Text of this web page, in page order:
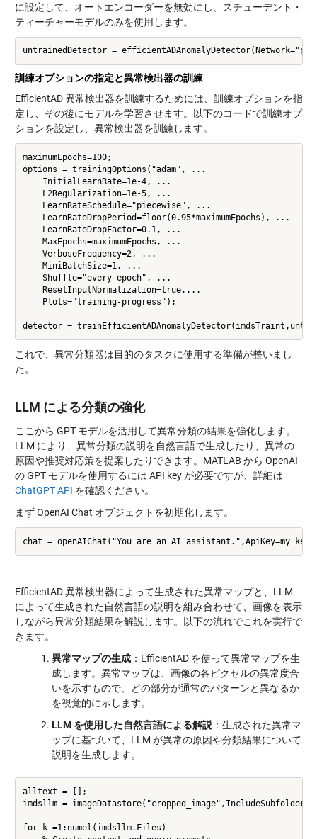
に設定して、オートエンコーダーを無効にし、スチューデント・
ティーチャーモデルのみを使用します。
訓練オプションの指定と異常検出器の訓練
EfficientAD 異常検出器を訓練するためには、訓練オプションを指
定し、その後にモデルを学習させます。以下のコードで訓練オプ
ションを設定し、異常検出器を訓練します。
maximumEpochs=100;
options = trainingOptions("adam", ...
    InitialLearnRate=1e-4, ...
    L2Regularization=1e-5, ...
    LearnRateSchedule="piecewise", ...
    LearnRateDropPeriod=floor(0.95*maximumEpochs), ...
    LearnRateDropFactor=0.1, ...
    MaxEpochs=maximumEpochs, ...
    VerboseFrequency=2, ...
    MiniBatchSize=1, ...
    Shuffle="every-epoch", ...
    ResetInputNormalization=true,...
    Plots="training-progress");
これで、異常分類器は目的のタスクに使用する準備が整いまし
た。
LLM による分類の強化
ここから GPT モデルを活用して異常分類の結果を強化します。
LLM により、異常分類の説明を自然言語で生成したり、異常の
原因や推奨対応策を提案したりできます。MATLAB から OpenAI
の GPT モデルを使用するには API key が必要ですが、詳細は
ChatGPT API を確認ください。
まず OpenAI Chat オブジェクトを初期化します。
EfficientAD 異常検出器によって生成された異常マップと、LLM
によって生成された自然言語の説明を組み合わせて、画像を表示
しながら異常分類結果を解説します。以下の流れでこれを実行で
きます。
異常マップの生成：EfficientAD を使って異常マップを生
成します。異常マップは、画像の各ピクセルの異常度合
いを示すもので、どの部分が通常のパターンと異なるか
を視覚的に示します。
LLM を使用した自然言語による解説：生成された異常マ
ップに基づいて、LLM が異常の原因や分類結果について
説明を生成します。
alltext = [];
imdsllm =
for k =1:numel(imdsllm.Files)